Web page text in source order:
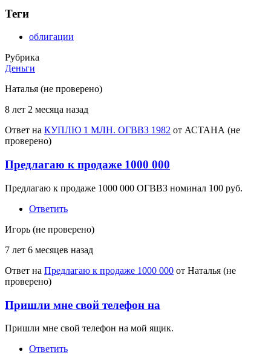
Теги
облигации
Рубрика
Деньги
Наталья (не проверено)
8 лет 2 месяца назад
Ответ на КУПЛЮ 1 МЛН. ОГВВЗ 1982 от АСТАНА (не
проверено)
Предлагаю к продаже 1000 000
Предлагаю к продаже 1000 000 ОГВВЗ номинал 100 руб.
Ответить
Игорь (не проверено)
7 лет 6 месяцев назад
Ответ на Предлагаю к продаже 1000 000 от Наталья (не
проверено)
Пришли мне свой телефон на
Пришли мне свой телефон на мой ящик.
Ответить